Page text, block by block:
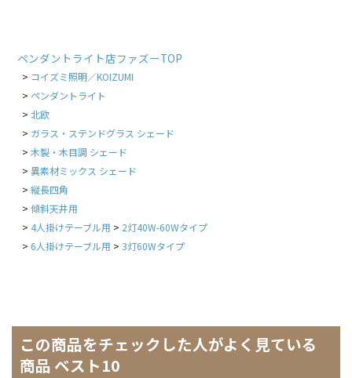
ペンダントライト店ファズーTOP
コイズミ照明／KOIZUMI
ペンダントライト
北欧
ガラス・ステンドグラス シェード
木製・木目調 シェード
異素材ミックス シェード
縦長四角
傾斜天井用
4人掛けテーブル用
2灯40W-60Wタイプ
6人掛けテーブル用
3灯60Wタイプ
この商品をチェックした人がよく見ている
商品 ベスト10